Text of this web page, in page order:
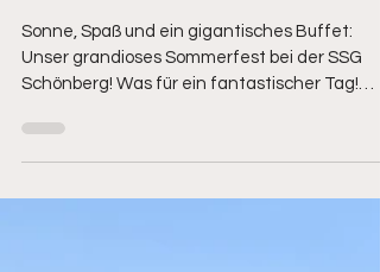
Sommerfest 2026
Sonne, Spaß und ein gigantisches Buffet:
Unser grandioses Sommerfest bei der SSG
Schönberg! Was für ein fantastischer Tag!
drei Dinge ein: strahlender Sonnenschein,